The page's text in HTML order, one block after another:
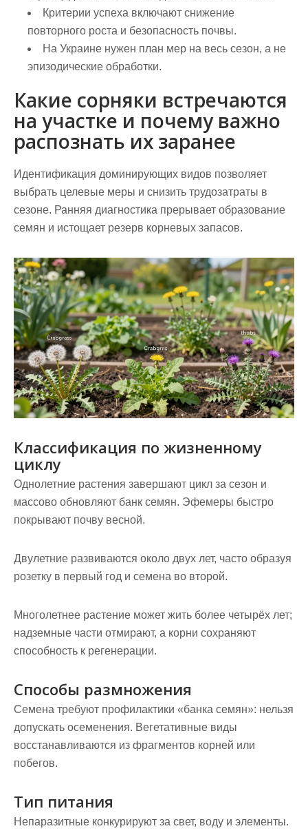
Критерии успеха включают снижение
повторного роста и безопасность почвы.
На Украине нужен план мер на весь сезон, а не
эпизодические обработки.
Какие сорняки встречаются
на участке и почему важно
распознать их заранее
Идентификация доминирующих видов позволяет
выбрать целевые меры и снизить трудозатраты в
сезоне. Ранняя диагностика прерывает образование
семян и истощает резерв корневых запасов.
Классификация по жизненному
циклу
Однолетние растения завершают цикл за сезон и
массово обновляют банк семян. Эфемеры быстро
покрывают почву весной.
Двулетние развиваются около двух лет, часто образуя
розетку в первый год и семена во второй.
Многолетнее растение может жить более четырёх лет;
надземные части отмирают, а корни сохраняют
способность к регенерации.
Способы размножения
Семена требуют профилактики «банка семян»: нельзя
допускать осеменения. Вегетативные виды
восстанавливаются из фрагментов корней или
побегов.
Тип питания
Непаразитные конкурируют за свет, воду и элементы.